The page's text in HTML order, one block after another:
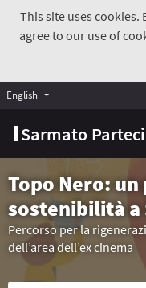
This site uses cookies.
agree to our use of
Sarmato
English Choose language
Topo Nero:
sostenibilità a
Percorso per la
dell’area dell’ex cinema